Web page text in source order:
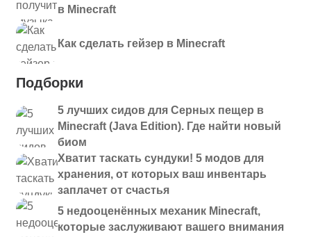
в Minecraft
Как сделать гейзер в Minecraft
Подборки
5 лучших сидов для Серных пещер в
Minecraft (Java Edition). Где найти новый
биом
Хватит таскать сундуки! 5 модов для
хранения, от которых ваш инвентарь
заплачет от счастья
5 недооценённых механик Minecraft,
которые заслуживают вашего внимания